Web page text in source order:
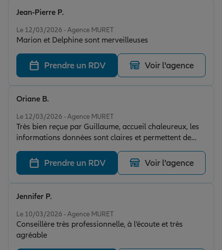
Le 12/03/2026 - Agence MURET
Marion et Delphine sont merveilleuses
Jean-Pierre P.
Prendre un RDV Voir l'agence
Le 12/03/2026 - Agence MURET
Très bien reçue par Guillaume, accueil chaleureux, les
informations données sont claires et permettent de
signer en toute confiance.
Oriane B.
Prendre un RDV Voir l'agence
Le 10/03/2026 - Agence MURET
Conseillère très professionnelle, à l’écoute et très
agréable
Jennifer P.